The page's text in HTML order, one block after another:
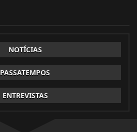
NOTÍCIAS
PASSATEMPOS
ENTREVISTAS